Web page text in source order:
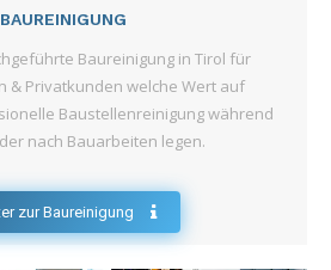
BAUREINIGUNG
Baureinigung in Tirol für
& Privatkunden welche Wert auf
Baustellenreinigung während
nach Bauarbeiten legen.
zur Baureinigung